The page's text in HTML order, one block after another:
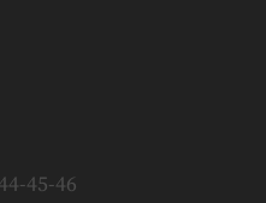
45-46